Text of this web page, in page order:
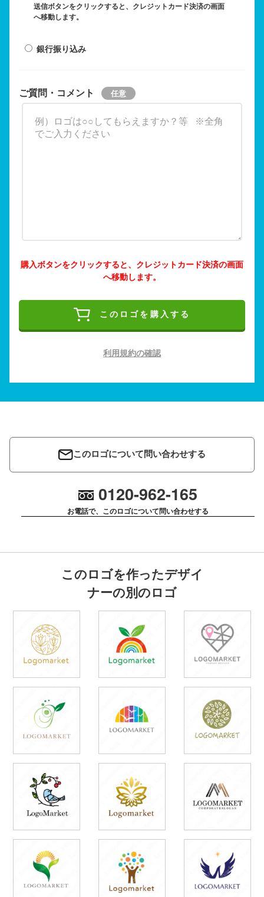
送信ボタンをクリックすると、クレジットカード決済の画面
へ移動します。
銀行振り込み
ご質問・コメント
購入ボタンをクリックすると、クレジットカード決済の画面
へ移動します。
このロゴを購入する
利用規約の確認
このロゴについて問い合わせする
0120-962-165
お電話で、このロゴについて問い合わせする
このロゴを作ったデザイ
ナーの別のロゴ